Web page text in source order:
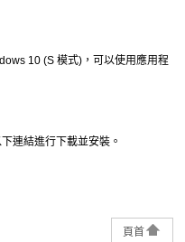
10 (S 模式) ，可以使用應用程
下連結進行下載並安裝。
頁首